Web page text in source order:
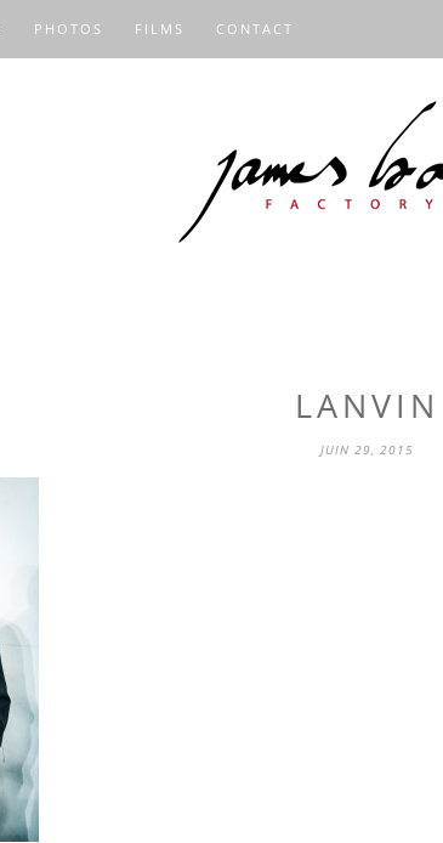
PHOTOS FILMS CONTACT
LANVIN
JUIN 29, 2015